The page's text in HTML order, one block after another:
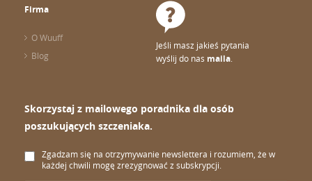
Firma
O Wuuff
Blog
Jeśli masz jakieś pytania
wyślij do nas maila
Skorzystaj z mailowego poradnika dla osób
poszukujących szczeniaka.
Zgadzam się na otrzymywanie newslettera i rozumiem, że w
każdej chwili mogę zrezygnować z subskrypcji.